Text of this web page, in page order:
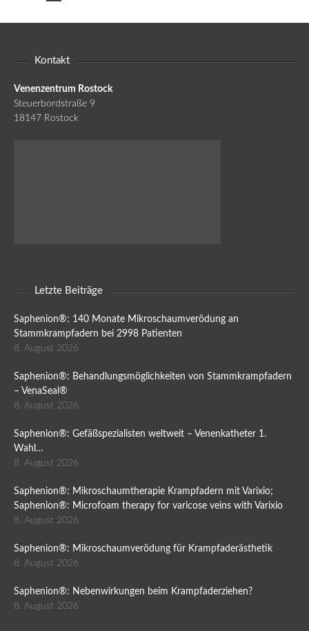
Kontakt
Venenzentrum Rostock
Steuerbordstraße 9
18147 Rostock
Letzte Beiträge
Saphenion®: 140 Monate Mikroschaumverödung an
Stammkrampfadern bei 2998 Patienten
8. August 2026
Saphenion®: Behandlungsmöglichkeiten von Stammkrampfadern
– VenaSeal®
8. August 2026
Saphenion®: Gefäßspezialisten weltweit – Venenkatheter 1.
Wahl…
8. August 2026
Saphenion®: Mikroschaumtherapie Krampfadern mit Varixio;
Saphenion®: Microfoam therapy for varicose veins with Varixio
8. August 2026
Saphenion®: Mikroschaumverödung für Krampfaderästhetik
8. August 2026
Saphenion®: Nebenwirkungen beim Krampfaderziehen?
8. August 2026